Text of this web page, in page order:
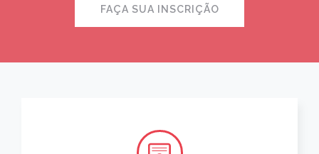
FAÇA SUA INSCRIÇÃO